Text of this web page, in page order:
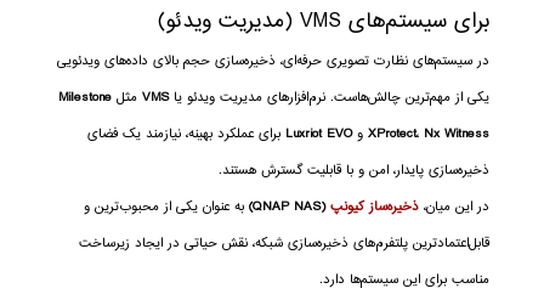
برای سیستم‌های VMS (مدیریت ویدئو)
در سیستم‌های نظارت تصویری حرفه‌ای، ذخیره‌سازی حجم بالای داده‌های ویدئویی
یکی از مهم‌ترین چالش‌هاست. نرم‌افزارهای مدیریت ویدئو یاVMSمثل Milestone
XProtect، Nx Witness وLuxriot EVO برای عملکرد بهینه، نیازمند یک فضای
ذخیره‌سازی پایدار، امن و با قابلیت گسترش هستند.
در این میان، ذخیره‌ساز کیونپ(QNAP NAS)
به عنوان یکی از محبوب‌ترین و
قابل‌اعتمادترین پلتفرم‌های ذخیره‌سازی شبکه، نقش حیاتی در ایجاد زیرساخت
مناسب برای این سیستم‌ها دارد.